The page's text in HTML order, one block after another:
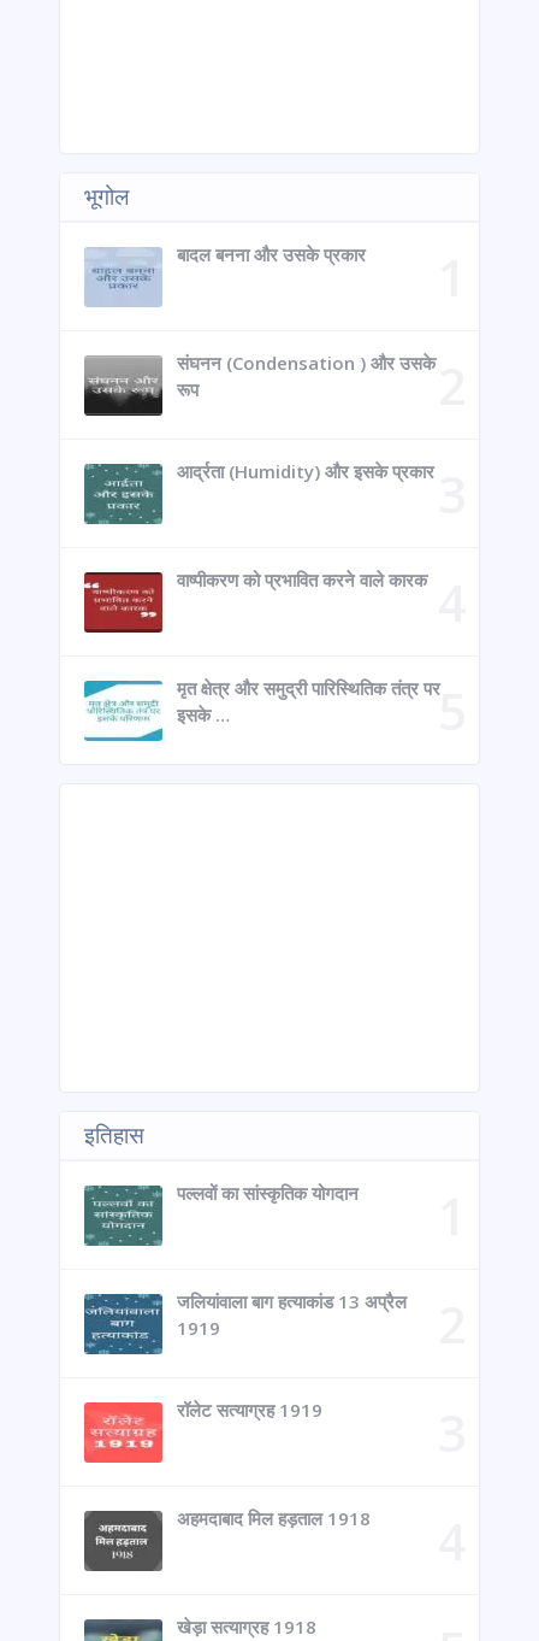
भूगोल
बादल बनना और उसके प्रकार
संघनन (Condensation ) और उसके
रूप
आर्द्रता (Humidity) और इसके प्रकार
वाष्पीकरण को प्रभावित करने वाले कारक
मृत क्षेत्र और समुद्री पारिस्थितिक तंत्र पर
इसके …
इतिहास
पल्लवों का सांस्कृतिक योगदान
जलियांवाला बाग हत्याकांड 13 अप्रैल
1919
रॉलेट सत्याग्रह 1919
अहमदाबाद मिल हड़ताल 1918
खेड़ा सत्याग्रह 1918